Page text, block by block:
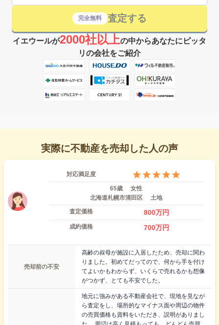
完全無料 査定する
イエウールが2000社以上の中からあなたにピッタ
リの会社をご紹介
実際に不動産を売却した人の声
対応満足度
65歳
女性
北海道札幌市清田区
土地
査定価格
800万円
成約価格 700万円
売却前の不安
高齢の叔母が施設に入居したため、売却に関わ
りました。初めてだってので、何から手を付け
てよいかもわからず、いくらで売れるかも想像
がつかず、とても不安でした。
地元に強みがある不動産会社で、現地を見なが
ら査定をし、場所的なマイナス面や周辺の物件
の売買価格も資料をいただき、説明がありまし